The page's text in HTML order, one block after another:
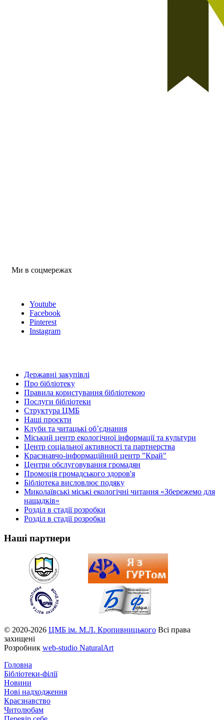
Ми в соцмережах
Youtube
Facebook
Pinterest
Instagram
Державні закупівлі
Про бібліотеку
Правила користування бібліотекою
Послуги бібліотеки
Структура ЦМБ
Наші проєкти
Клуби та читацькі об’єднання
Міський центр екологічної інформації та культури
Центр соціальної активності та партнерства
Краєзнавчо-інформаційний центр "Край"
Центри обслуговування громадян
Промоція громадського здоров'я
Бібліотека висловлює подяку
Миколаївські міські екологічні читання «Збережемо для
нащадків»
Розділ в стадії розробки
Розділ в стадії розробки
Наші партнери
© 2020-2026 ЦМБ ім. М.Л. Кропивницького Всі права
захищені
Розробник web-studio NaturalArt
Головна
Бібліотеки-філії
Новини
Нові надходження
Краєзнавство
Читолюбам